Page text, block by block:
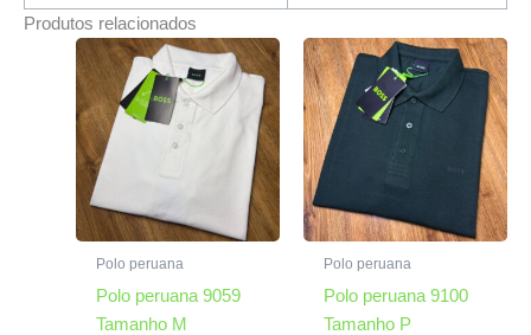
Produtos relacionados
Polo peruana
Polo peruana 9059
Tamanho M
Polo peruana
Polo peruana 9100
Tamanho P